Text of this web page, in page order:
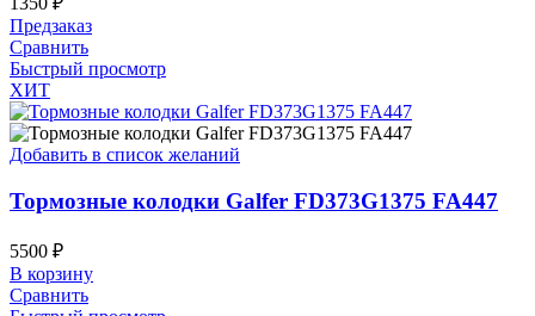
Предзаказ
Сравнить
Быстрый просмотр
ХИТ
Добавить в список желаний
Тормозные колодки Galfer FD373G1375 FA447
5500 ₽
В корзину
Сравнить